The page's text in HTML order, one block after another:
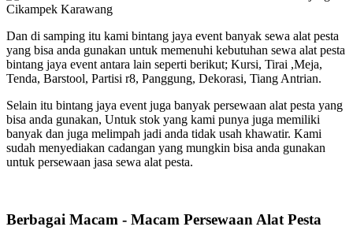
Dan di samping itu kami bintang jaya event banyak sewa alat pesta
yang bisa anda gunakan untuk memenuhi kebutuhan sewa alat pesta
bintang jaya event antara lain seperti berikut; Kursi, Tirai ,Meja,
Tenda, Barstool, Partisi r8, Panggung, Dekorasi, Tiang Antrian.
Selain itu bintang jaya event juga banyak persewaan alat pesta yang
bisa anda gunakan, Untuk stok yang kami punya juga memiliki
banyak dan juga melimpah jadi anda tidak usah khawatir. Kami
sudah menyediakan cadangan yang mungkin bisa anda gunakan
untuk persewaan jasa sewa alat pesta.
Berbagai Macam - Macam Persewaan Alat Pesta